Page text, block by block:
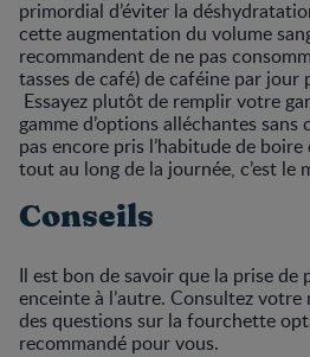
primordial d’éviter la
cette augmentation du volume
recommandent de ne pas
tasses de café) de caféine par jour
Essayez plutôt de remplir votre
gamme d’options alléchantes sans
pas encore pris l’habitude de boire
tout au long de la journée, c’est le
Conseils
Il est bon de savoir que la prise de
enceinte à l’autre. Consultez votre
des questions sur la fourchette
recommandé pour vous.